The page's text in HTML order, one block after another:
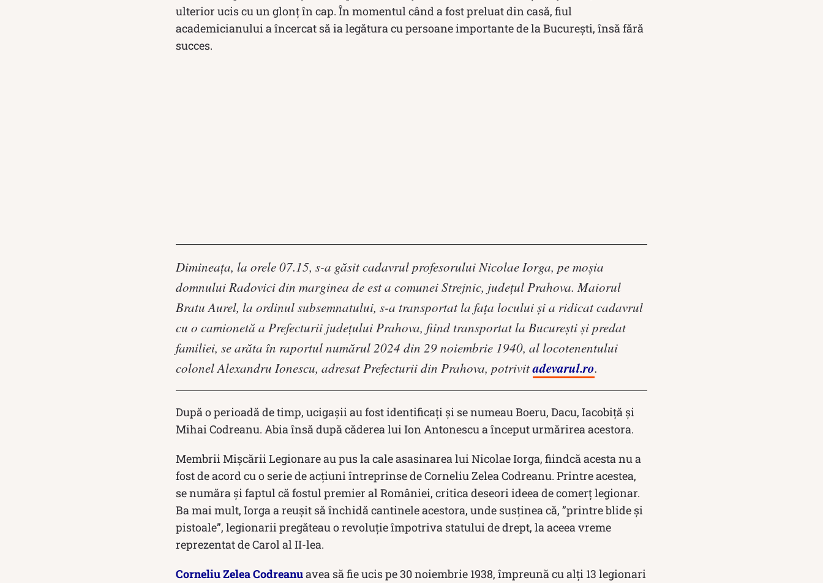
ulterior ucis cu un glonț în cap. În momentul când a fost preluat din casă, fiul
academicianului a încercat să ia legătura cu persoane importante de la București, însă fără
succes.
Dimineaţa, la orele 07.15, s-a găsit cadavrul profesorului Nicolae Iorga, pe moşia
domnului Radovici din marginea de est a comunei Strejnic, judeţul Prahova. Maiorul
Bratu Aurel, la ordinul subsemnatului, s-a transportat la faţa locului şi a ridicat cadavrul
cu o camionetă a Prefecturii judeţului Prahova, fiind transportat la Bucureşti şi predat
familiei, se arăta în raportul numărul 2024 din 29 noiembrie 1940, al locotenentului
colonel Alexandru Ionescu, adresat Prefecturii din Prahova, potrivitadevarul.ro.
După o perioadă de timp, ucigașii au fost identificați și se numeau Boeru, Dacu, Iacobiţă şi
Mihai Codreanu. Abia însă după căderea lui Ion Antonescu a început urmărirea acestora.
Membrii Mișcării Legionare au pus la cale asasinarea lui Nicolae Iorga, fiindcă acesta nu a
fost de acord cu o serie de acțiuni întreprinse de Corneliu Zelea Codreanu. Printre acestea,
se număra și faptul că fostul premier al României, critica deseori ideea de comerț legionar.
Ba mai mult, Iorga a reușit să închidă cantinele acestora, unde susținea că, ”printre blide şi
pistoale”, legionarii pregăteau o revoluţie împotriva statului de drept, la aceea vreme
reprezentat de Carol al II-lea.
Corneliu Zelea Codreanuavea să fie ucis pe 30 noiembrie 1938, împreună cu alţi 13 legionari